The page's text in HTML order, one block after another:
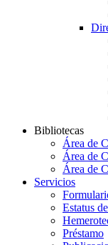
Bibliotecas
Área de
Área de
Área de
Servicios
Estatus
Préstamo